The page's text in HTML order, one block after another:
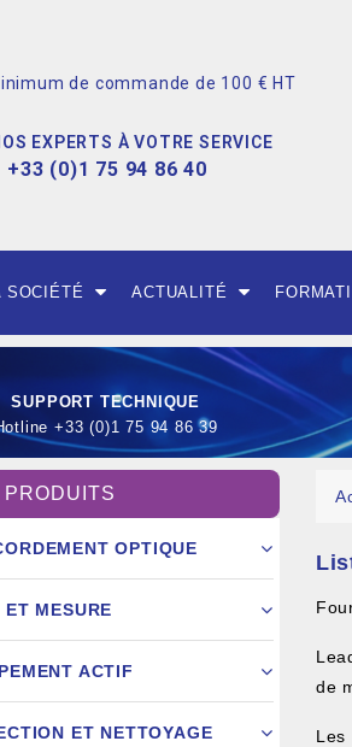
de commande de 100 € HT
EXPERTS À VOTRE SERVICE
+33 (0)1 75 94 86 40
SOCIÉTÉ ACTUALITÉ
SUPPORT TECHNIQUE
+33 (0)1 75 94 86 39
PRODUITS
OPTIQUE
ET MESURE
ACTIF
ET NETTOYAGE
de
Les